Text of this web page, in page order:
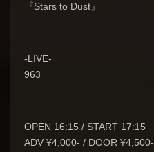
『Stars to Dust』
-LIVE-
963
OPEN 16:15 / START 17:15
ADV ¥4,000- / DOOR ¥4,500-